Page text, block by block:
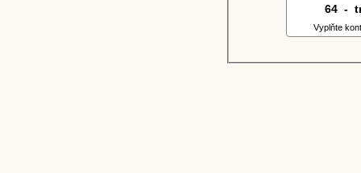
64 -
Vyplňte